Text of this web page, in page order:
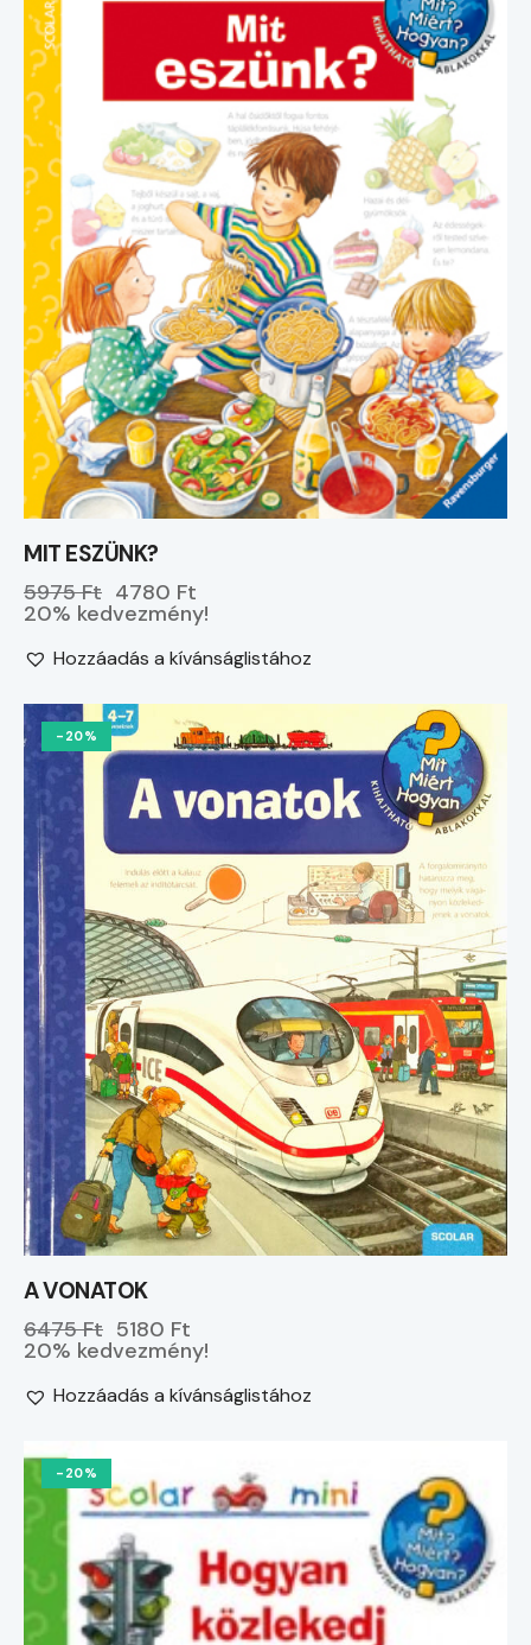
MIT ESZÜNK?
5975 Ft 4780 Ft
20% kedvezmény!
Hozzáadás a kívánságlistához
-20%
A VONATOK
6475 Ft 5180 Ft
20% kedvezmény!
Hozzáadás a kívánságlistához
-20%